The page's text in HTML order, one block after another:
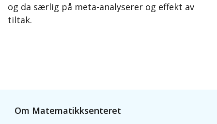
og da særlig på meta-analyserer og effekt av
tiltak.
Om Matematikksenteret